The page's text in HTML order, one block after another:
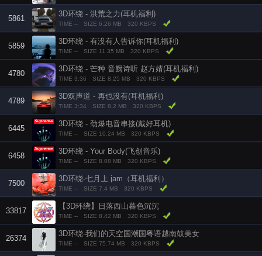
5861
3D环绕 - 洪荒之力(耳机福利)
TIME -- SIZE 6.26 MB 320 KBPS
5859
3D环绕 - 有没有人告诉你(耳机福利)
TIME -- SIZE 11.35 MB 320 KBPS
4780
3D环绕 - 芒种 音阙诗听 赵方婧(耳机福利)
TIME 3:36 SIZE 8.25 MB 320 KBPS
4789
3D双声道 - 再也没有(耳机福利)
TIME 3:34 SIZE 8.2 MB 320 KBPS
6445
3D环绕 - 劲爆电音串接(戴好耳机)
TIME -- SIZE 10.24 MB 320 KBPS
6458
3D环绕 - Your Body(飞创音乐)
TIME -- SIZE 8.08 MB 320 KBPS
7500
3D环绕-七月上 jam（耳机福利）
TIME -- SIZE 7.4 MB 320 KBPS
33817
【3D环绕】日落西山暮色沉沉
TIME -- SIZE 8.42 MB 320 KBPS
26374
3D环绕-我们的天空国潮国粤语越南鼓美女
TIME -- SIZE 75.74 MB 320 KBPS